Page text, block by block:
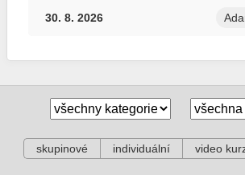
30. 8. 2026
skupinové individuální video